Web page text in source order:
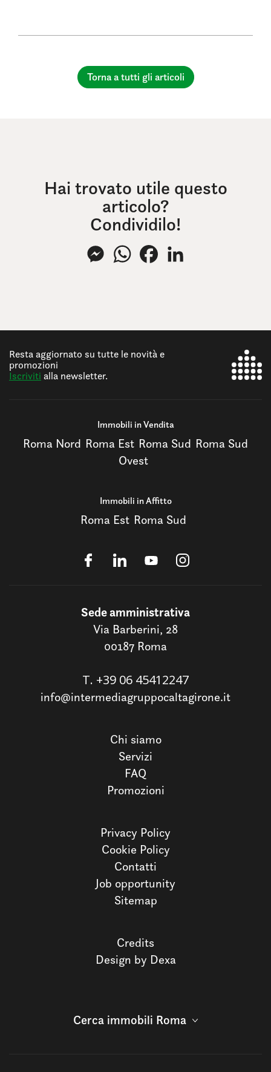
Torna a tutti gli articoli
Hai trovato utile questo
articolo?
Condividilo!
MessengerWhatsAppFacebook
Resta aggiornato su tutte le novità e
promozioni
Iscriviti alla newsletter.
Immobili in Vendita
Roma Nord Roma Est Roma Sud Roma Sud
Ovest
Immobili in Affitto
Roma Est Roma Sud
Sede amministrativa
Via Barberini, 28
00187 Roma
T. +39 06 45412247
info@intermediagruppocaltagirone.it
Chi siamo
Servizi
FAQ
Promozioni
Privacy Policy
Cookie Policy
Contatti
Job opportunity
Sitemap
Credits
Design by Dexa
Cerca immobili Roma